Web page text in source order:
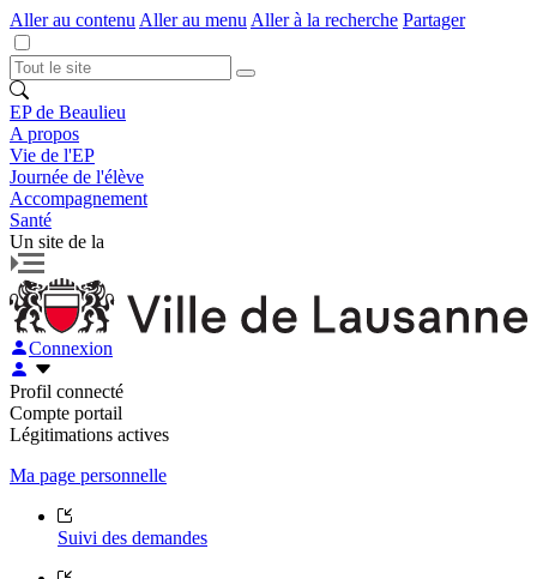
Aller au contenu Aller au menu Aller à la recherche Partager
EP de Beaulieu
A propos
Vie de l'EP
Journée de l'élève
Accompagnement
Santé
Un site de la
Connexion
Profil connecté
Compte portail
Légitimations actives
Ma page personnelle
Suivi des demandes